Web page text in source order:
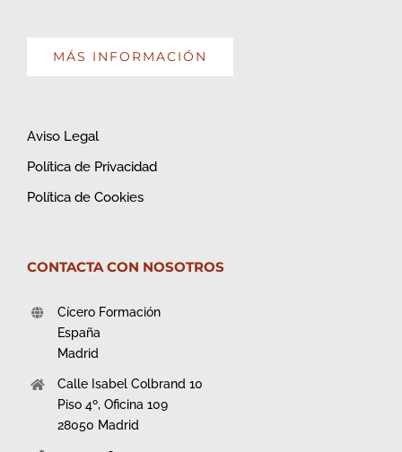
MÁS INFORMACIÓN
Aviso Legal
Política de Privacidad
Política de Cookies
CONTACTA CON NOSOTROS
Cícero Formación
España
Madrid
Calle Isabel Colbrand 10
Piso 4º, Oficina 109
28050 Madrid